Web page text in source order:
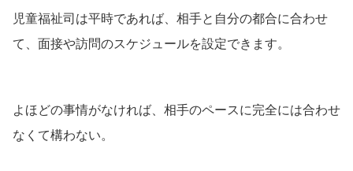
児童福祉司は平時であれば、相手と自分の都合に合わせ
て、面接や訪問のスケジュールを設定できます。
よほどの事情がなければ、相手のペースに完全には合わせ
なくて構わない。